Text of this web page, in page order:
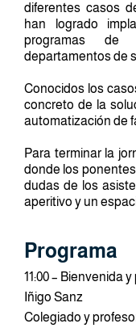
diferentes casos
han logrado
programas de
departamentos de
Conocidos los
concreto de la
automatización de
Para terminar la
donde los
dudas de los
aperitivo y un
Programa
11:00 – Bienvenida
Iñigo Sanz
Colegiado y